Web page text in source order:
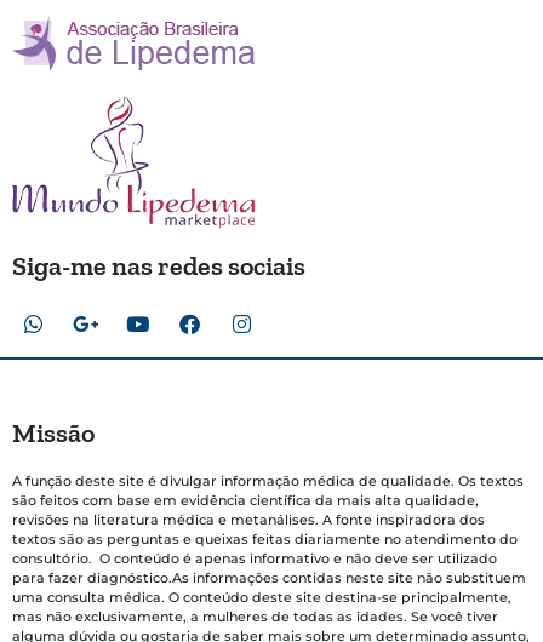
Siga-me nas redes sociais
Missão
A função deste site é divulgar informação médica de qualidade. Os textos
são feitos com base em evidência científica da mais alta qualidade,
revisões na literatura médica e metanálises. A fonte inspiradora dos
textos são as perguntas e queixas feitas diariamente no atendimento do
consultório. O conteúdo é apenas informativo e não deve ser utilizado
para fazer diagnóstico.As informações contidas neste site não substituem
uma consulta médica. O conteúdo deste site destina-se principalmente,
mas não exclusivamente, a mulheres de todas as idades. Se você tiver
alguma dúvida ou gostaria de saber mais sobre um determinado assunto,